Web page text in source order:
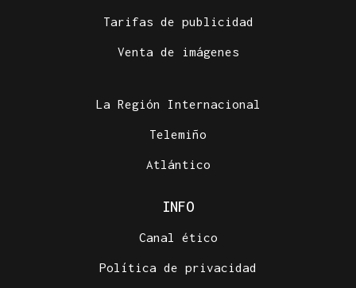
Tarifas de publicidad
Venta de imágenes
La Región Internacional
Telemiño
Atlántico
INFO
Canal ético
Política de privacidad